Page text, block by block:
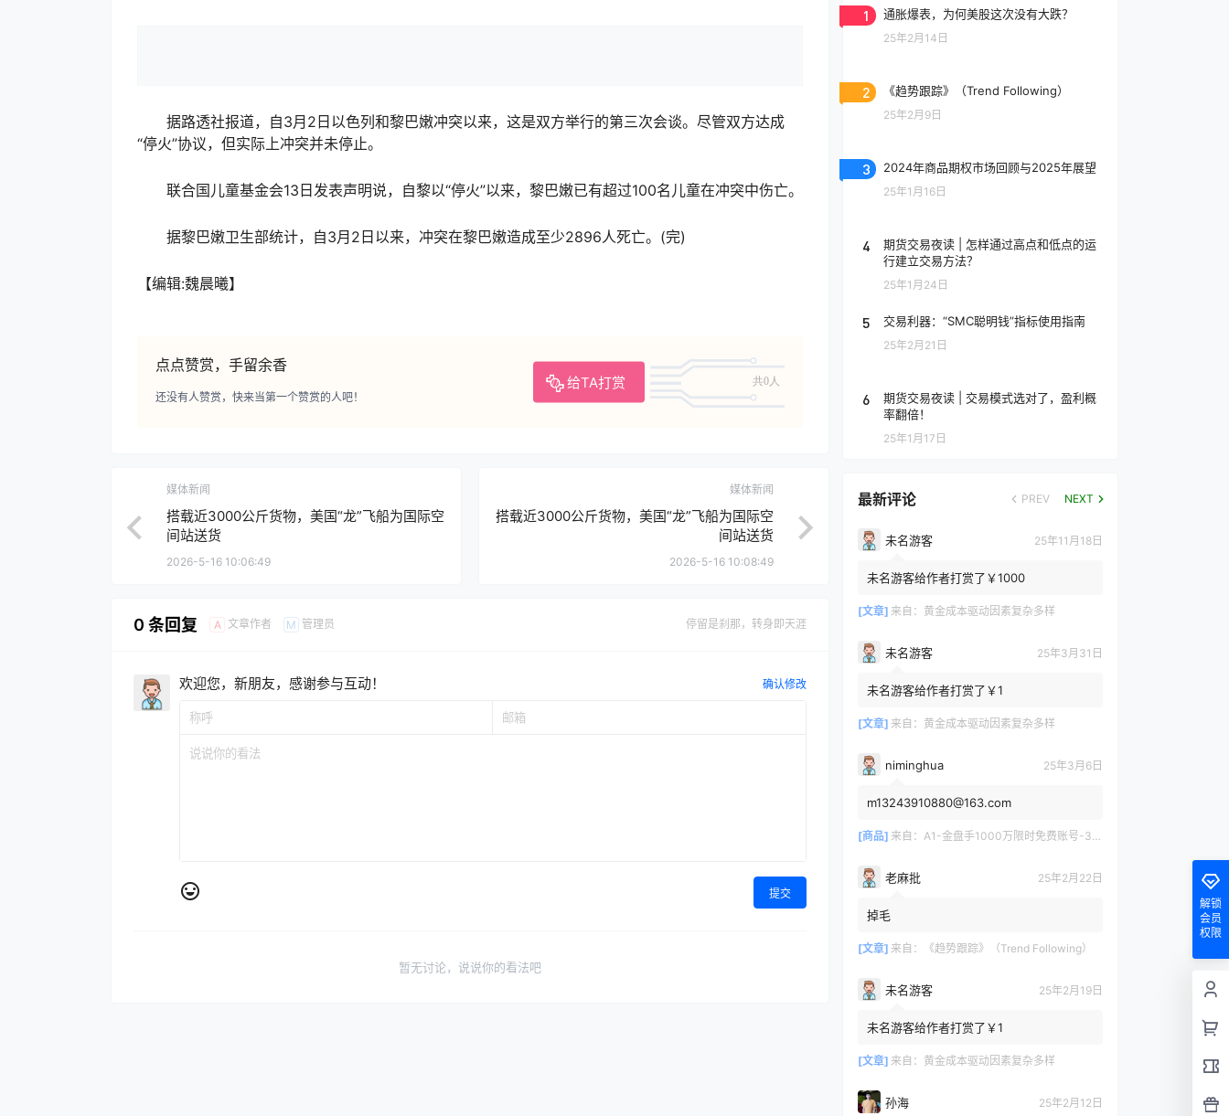
据路透社报道，自3月2日以色列和黎巴嫩冲突以来，这是双方举行的第三次会谈。尽管双方达成
“停火”协议，但实际上冲突并未停止。
联合国儿童基金会13日发表声明说，自黎以“停火”以来，黎巴嫩已有超过100名儿童在冲突中伤亡。
据黎巴嫩卫生部统计，自3月2日以来，冲突在黎巴嫩造成至少2896人死亡。(完)
【编辑:魏晨曦】
点点赞赏，手留余香
给TA打赏 共0人
还没有人赞赏，快来当第一个赞赏的人吧！
媒体新闻
搭载近3000公斤货物，美国“龙”飞船为国际空
间站送货
2026-5-16 10:06:49
媒体新闻
搭载近3000公斤货物，美国“龙”飞船为国际空
间站送货
2026-5-16 10:08:49
0 条回复 A 文章作者 M 管理员 停留是刹那，转身即天涯
欢迎您，新朋友，感谢参与互动！ 确认修改
提交
暂无讨论，说说你的看法吧
1 通胀爆表，为何美股这次没有大跌？
25年2月14日
2 《趋势跟踪》（Trend Following）
25年2月9日
3 2024年商品期权市场回顾与2025年展望
25年1月16日
4
期货交易夜读 | 怎样通过高点和低点的运
行建立交易方法？
25年1月24日
5 交易利器：“SMC聪明钱”指标使用指南
25年2月21日
6
期货交易夜读 | 交易模式选对了，盈利概
率翻倍！
25年1月17日
最新评论 PREV NEXT
未名游客 25年11月18日
未名游客给作者打赏了￥1000
[文章] 来自： 黄金成本驱动因素复杂多样
未名游客 25年3月31日
未名游客给作者打赏了￥1
[文章] 来自： 黄金成本驱动因素复杂多样
niminghua 25年3月6日
m13243910880@163.com
[商品] 来自： A1-金盘手1000万限时免费账号-30天/次/用户
老麻批 25年2月22日
掉毛
[文章] 来自： 《趋势跟踪》（Trend Following）
未名游客 25年2月19日
未名游客给作者打赏了￥1
[文章] 来自： 黄金成本驱动因素复杂多样
孙海 25年2月12日
解锁
会员
权限